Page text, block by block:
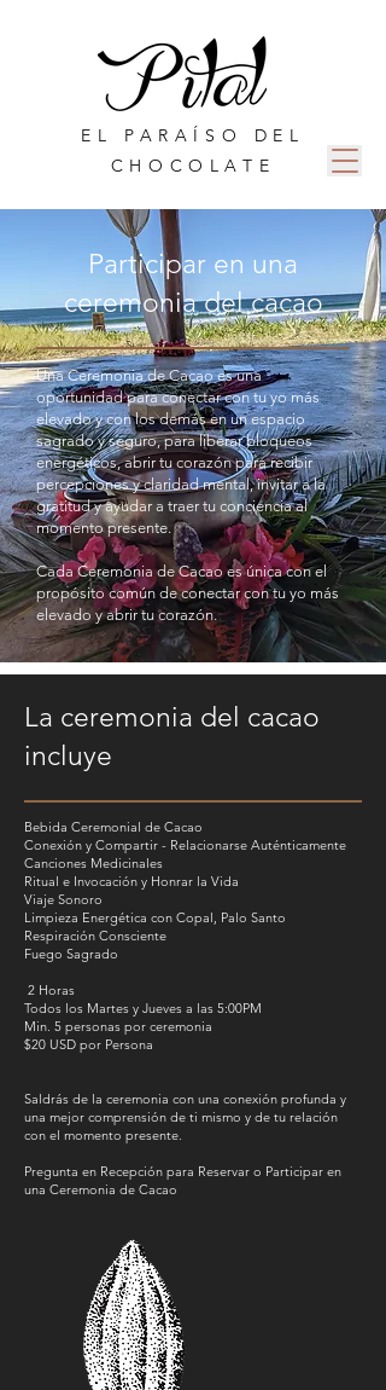
EL PARAÍSO DEL
CHOCOLATE
Participar en una
ceremonia del cacao
Una Ceremonia de Cacao es una
oportunidad para conectar con tu yo más
elevado y con los demás en un espacio
sagrado y seguro, para liberar bloqueos
energéticos, abrir tu corazón para recibir
percepciones y claridad mental, invitar a la
gratitud y ayudar a traer tu conciencia al
momento presente.
Cada Ceremonia de Cacao es única con el
propósito común de conectar con tu yo más
elevado y abrir tu corazón.
La ceremonia del cacao
incluye
Bebida Ceremonial de Cacao
Conexión y Compartir - Relacionarse Auténticamente
Canciones Medicinales
Ritual e Invocación y Honrar la Vida
Viaje Sonoro
Limpieza Energética con Copal, Palo Santo
Respiración Consciente
Fuego Sagrado
2 Horas
Todos los Martes y Jueves a las 5:00PM
Min. 5 personas por ceremonia
$20 USD por Persona
Saldrás de la ceremonia con una conexión profunda y
una mejor comprensión de ti mismo y de tu relación
con el momento presente.
Pregunta en Recepción para Reservar o Participar en
una Ceremonia de Cacao